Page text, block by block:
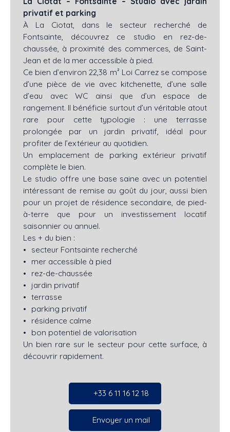
privatif et parking
À La Ciotat, dans le secteur recherché de
Fontsainte, découvrez ce studio en rez-de-
chaussée, à proximité des commerces, de Saint-
Jean et de la mer accessible à pied.
Ce bien d’environ 22,38 m² Loi Carrez se compose
d’une pièce de vie avec kitchenette, d’une salle
d’eau avec WC ainsi que d’un espace de
rangement. Il bénéficie surtout d’un véritable atout
rare pour cette typologie : une terrasse
prolongée par un jardin privatif, idéal pour
profiter de l’extérieur au quotidien.
Un emplacement de parking extérieur privatif
complète le bien.
Le studio offre une base saine avec un potentiel
intéressant de remise au goût du jour, aussi bien
pour un projet de résidence secondaire, de pied-
à-terre que pour un investissement locatif
saisonnier ou annuel.
Les + du bien :
secteur Fontsainte recherché
mer accessible à pied
rez-de-chaussée
jardin privatif
terrasse
parking privatif
résidence calme
bon potentiel de valorisation
Un bien rare sur le secteur pour cette surface, à
découvrir rapidement.
+33 6 11 16 12 18
Envoyer un mail